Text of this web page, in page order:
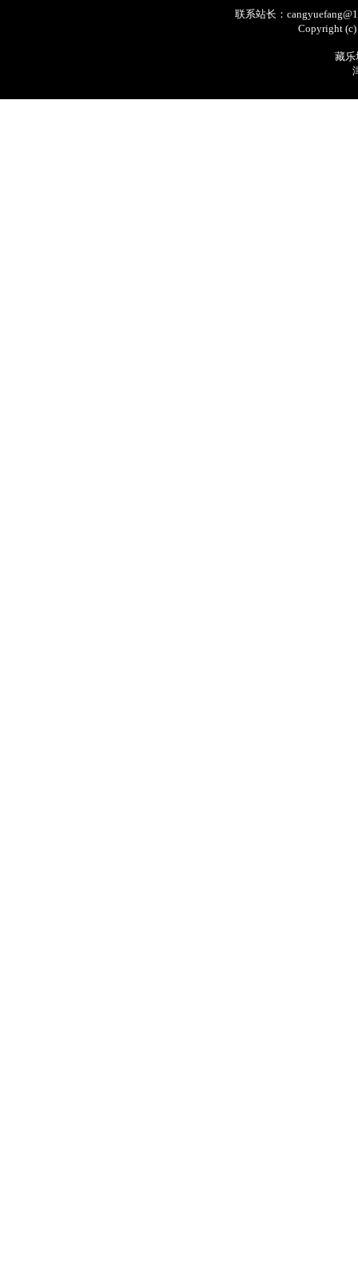
联系站长：
Copyright
藏